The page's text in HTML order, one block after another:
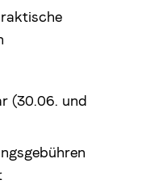
(30.06. und